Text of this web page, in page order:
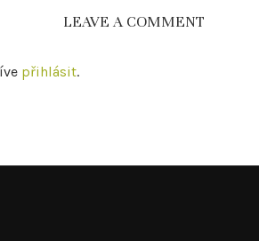
LEAVE A COMMENT
přihlásit.